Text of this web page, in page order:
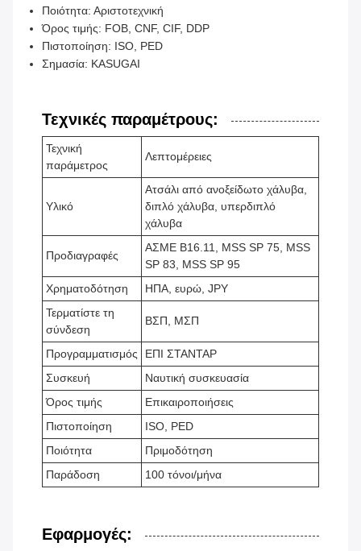
Ποιότητα: Αριστοτεχνική
Όρος τιμής: FOB, CNF, CIF, DDP
Πιστοποίηση: ISO, PED
Σημασία: KASUGAI
Τεχνικές παραμέτρους:
Τεχνική
παράμετρος
Λεπτομέρειες
Υλικό
Ατσάλι από ανοξείδωτο χάλυβα,
διπλό χάλυβα, υπερδιπλό
χάλυβα
Προδιαγραφές
ΑΣΜΕ Β16.11, MSS SP 75, MSS
SP 83, MSS SP 95
Χρηματοδότηση
ΗΠΑ, ευρώ, JPY
Τερματίστε τη
σύνδεση
ΒΣΠ, ΜΣΠ
Προγραμματισμός
ΕΠΙ ΣΤΑΝΤΑΡ
Συσκευή
Ναυτική συσκευασία
Όρος τιμής
Επικαιροποιήσεις
Πιστοποίηση
ISO, PED
Ποιότητα
Πριμοδότηση
Παράδοση
100 τόνοι/μήνα
Εφαρμογές: